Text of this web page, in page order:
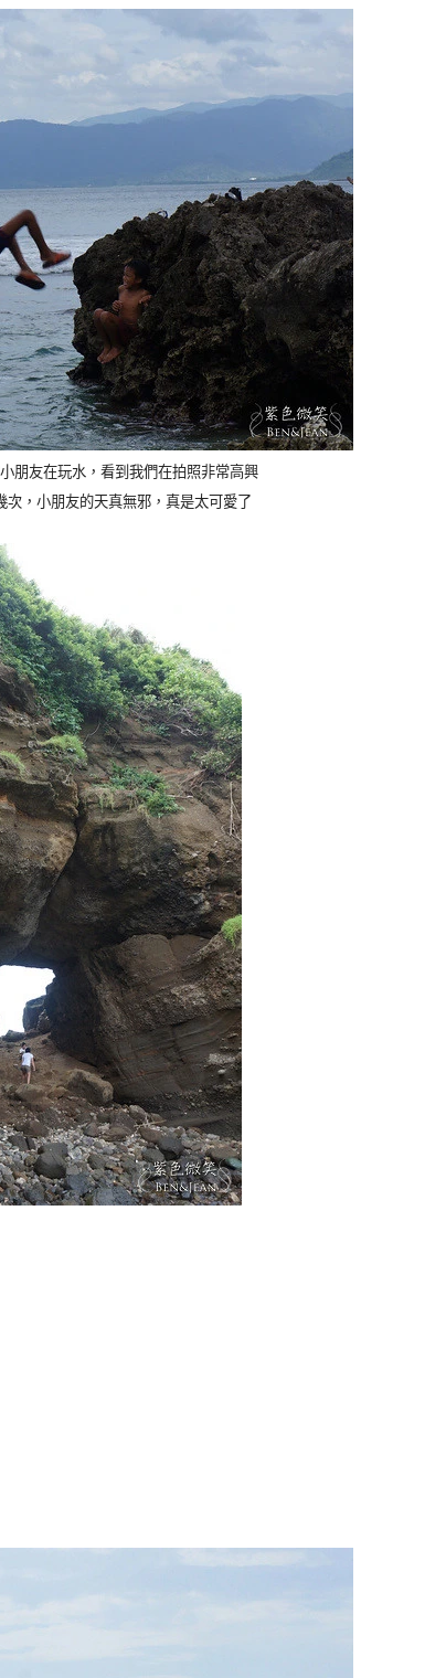
朋友在玩水，看到我們在拍照非常高興
，小朋友的天真無邪，真是太可愛了